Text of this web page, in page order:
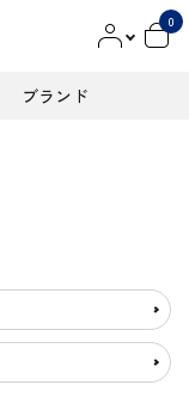
0
ブランド